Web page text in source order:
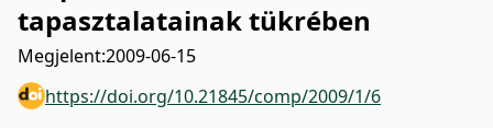
tapasztalatainak tükrében
Megjelent:2009-06-15
https://doi.org/10.21845/comp/2009/1/6